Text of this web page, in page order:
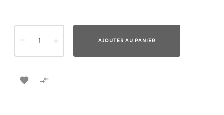
AJOUTER AU PANIER
 